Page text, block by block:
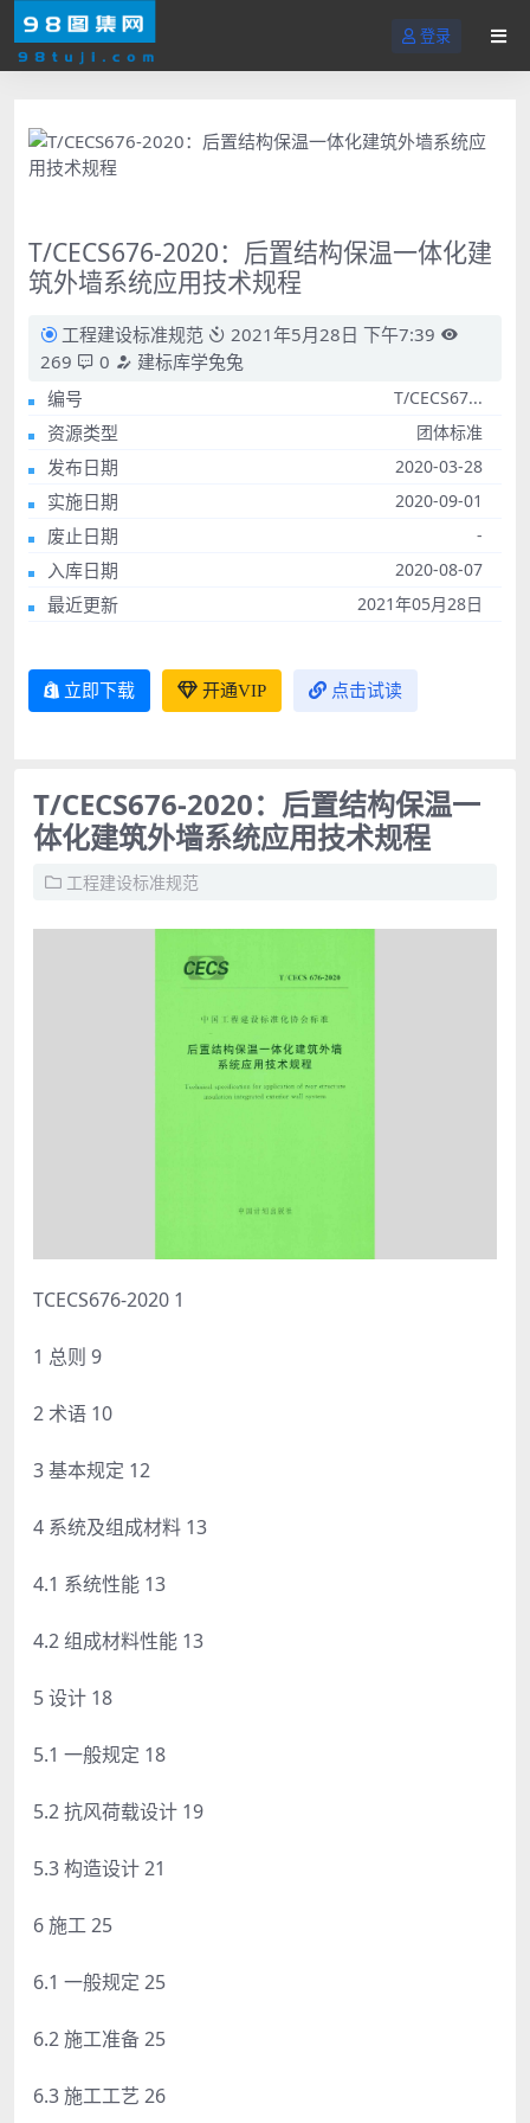
登录
T/CECS676-2020：后置结构保温一体化建
筑外墙系统应用技术规程
工程建设标准规范
2021年5月28日 下午7:39
269
0
建标库学兔兔
编号
T/CECS67...
资源类型 团体标准
发布日期 2020-03-28
实施日期 2020-09-01
废止日期 -
入库日期 2020-08-07
最近更新 2021年05月28日
立即下载 开通VIP 点击试读
T/CECS676-2020：后置结构保温一
体化建筑外墙系统应用技术规程
工程建设标准规范
TCECS676-2020 1
1 总则 9
2 术语 10
3 基本规定 12
4 系统及组成材料 13
4.1 系统性能 13
4.2 组成材料性能 13
5 设计 18
5.1 一般规定 18
5.2 抗风荷载设计 19
5.3 构造设计 21
6 施工 25
6.1 一般规定 25
6.2 施工准备 25
6.3 施工工艺 26